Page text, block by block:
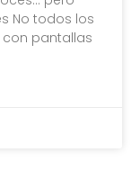
No todos los
pantallas